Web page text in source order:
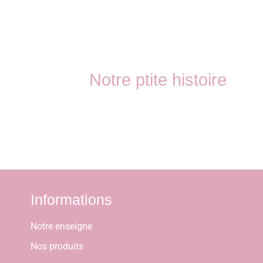
Notre ptite histoire
Informations
Notre enseigne
Nos produits